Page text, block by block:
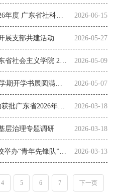
2026-06-15
展支部共建活动 2026-05-27
2026-05-09
2026-05-07
2026-03-18
层治理专题调研 2026-03-18
2026-03-13
4 5 6 7 下一页